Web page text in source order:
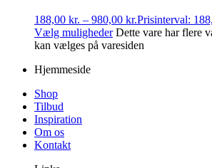
188,00 kr. – 980,00 kr.Prisinterval:
Vælg muligheder Dette vare har flere
kan vælges på varesiden
Hjemmeside
Shop
Tilbud
Inspiration
Om os
Kontakt